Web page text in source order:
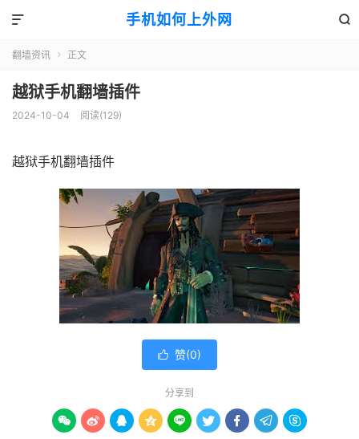
手机如何上外网 

翻墙资讯  正文
越狱手机翻墙插件
2024-10-04 阅读(129)
越狱手机翻墙插件
 赞(0)
分享到
        